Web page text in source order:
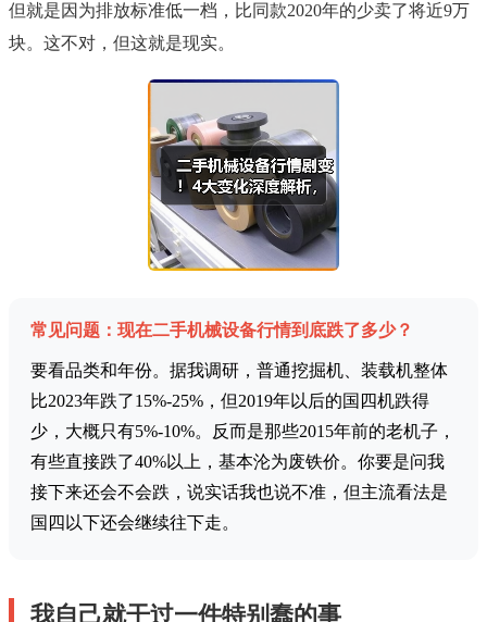
但就是因为排放标准低一档，比同款2020年的少卖了将近9万
块。这不对，但这就是现实。
常见问题：现在二手机械设备行情到底跌了多少？
要看品类和年份。据我调研，普通挖掘机、装载机整体
比2023年跌了15%-25%，但2019年以后的国四机跌得
少，大概只有5%-10%。反而是那些2015年前的老机子，
有些直接跌了40%以上，基本沦为废铁价。你要是问我
接下来还会不会跌，说实话我也说不准，但主流看法是
国四以下还会继续往下走。
我自己就干过一件特别蠢的事